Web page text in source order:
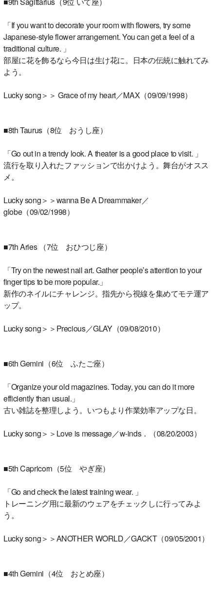
「If you want to decorate your room with flowers, try some
Japanese-style flower arrangement. You can get a feel of a
traditional culture. 」
部屋に花を飾るなら今日は生け花に。日本の伝統に触れてみ
よう。
Lucky song＞＞ Grace of my heart／MAX（09/09/1998）
■8th Taurus（8位 おうし座）
「Go out in a trendy look. A theater is a good place to visit. 」
流行を取り入れたファッションで出かけよう。舞台がオスス
メ。
Lucky song＞＞wanna Be A Dreammaker／
globe（09/02/1998）
■7th Aries （7位 おひつじ座）
「Try on the newest nail art. Gather people’s attention to your
finger tips to be more popular.」
新作のネイルにチャレンジ。指先から視線を集めてモテ運ア
ップ。
Lucky song＞＞Precious／GLAY（09/08/2010）
■6th Gemini（6位 ふたご座）
「Organize your old magazines. Today, you can do it more
efficiently than usual.」
古い雑誌を整理しよう。いつもより作業効率アップな日。
Lucky song＞＞Love is message／w-inds．（08/20/2003）
■5th Capricorn（5位 やぎ座）
「Go and check the latest training wear. 」
トレーニング用に最新のウェアをチェックしに行ってみよ
う。
Lucky song＞＞ANOTHER WORLD／GACKT（09/05/2001）
■4th Gemini（4位 おとめ座）